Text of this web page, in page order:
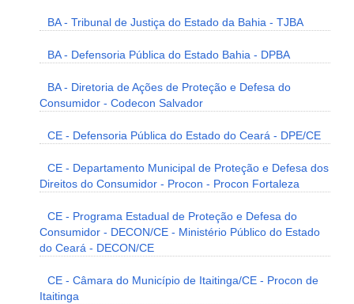
BA - Tribunal de Justiça do Estado da Bahia - TJBA
BA - Defensoria Pública do Estado Bahia - DPBA
BA - Diretoria de Ações de Proteção e Defesa do
Consumidor - Codecon Salvador
CE - Defensoria Pública do Estado do Ceará - DPE/CE
CE - Departamento Municipal de Proteção e Defesa dos
Direitos do Consumidor - Procon - Procon Fortaleza
CE - Programa Estadual de Proteção e Defesa do
Consumidor - DECON/CE - Ministério Público do Estado
do Ceará - DECON/CE
CE - Câmara do Município de Itaitinga/CE - Procon de
Itaitinga